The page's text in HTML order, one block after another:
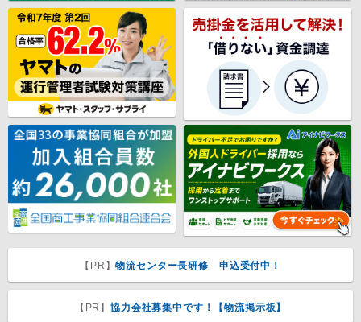
【PR】物流センター長研修 申込受付中！
【PR】協力会社募集中です！【物流掲示板】